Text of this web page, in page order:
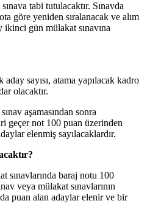
tabi tutulacaktır. Sınavda
göre yeniden sıralanacak ve alım
ikinci gün mülakat sınavına
aday sayısı, atama yapılacak kadro
olacaktır.
aşamasından sonra
geçer not 100 puan üzerinden
elenmiş sayılacaklardır.
sınavlarında baraj notu 100
veya mülakat sınavlarının
puan alan adaylar elenir ve bir